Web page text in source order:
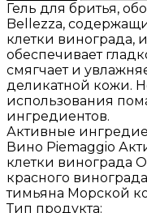
Гель для бритья,
Bellezza,
клетки винограда,
обеспечивает
смягчает и
деликатной кожи.
использования
ингредиентов.
Активные
Вино Piemaggio
клетки винограда
красного
тимьяна Морской
Тип продукта: